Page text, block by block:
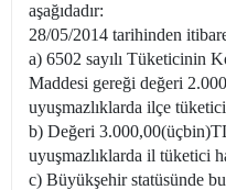
aşağıdadır:
28/05/2014 tarihinden
a) 6502 sayılı Tüketicinin
Maddesi gereği değeri
uyuşmazlıklarda ilçe
b) Değeri
uyuşmazlıklarda il tüketici
c) Büyükşehir statüsünde